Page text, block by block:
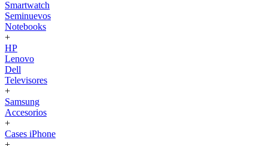
Smartwatch
Seminuevos
Notebooks
+
HP
Lenovo
Dell
Televisores
+
Samsung
Accesorios
+
Cases iPhone